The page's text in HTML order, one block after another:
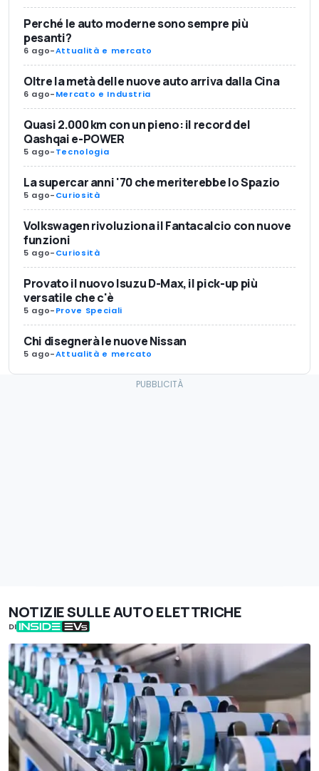
Perché le auto moderne sono sempre più
pesanti?
6 ago-Attualità e mercato
Oltre la metà delle nuove auto arriva dalla Cina
6 ago-Mercato e Industria
Quasi 2.000 km con un pieno: il record del
Qashqai e-POWER
5 ago-Tecnologia
La supercar anni '70 che meriterebbe lo Spazio
5 ago-Curiosità
Volkswagen rivoluziona il Fantacalcio con nuove
funzioni
5 ago-Curiosità
Provato il nuovo Isuzu D-Max, il pick-up più
versatile che c'è
5 ago-Prove Speciali
Chi disegnerà le nuove Nissan
5 ago-Attualità e mercato
NOTIZIE SULLE AUTO ELETTRICHE
DI